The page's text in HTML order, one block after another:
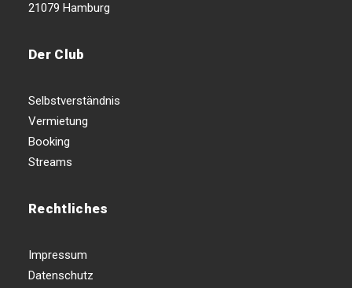
21079 Hamburg
Der Club
Selbstverständnis
Vermietung
Booking
Streams
Rechtliches
Impressum
Datenschutz